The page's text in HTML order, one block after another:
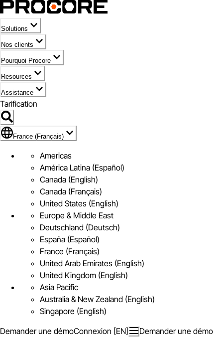
Solutions
Nos clients
Pourquoi Procore
Resources
Assistance
Tarification
Pavillon de France (Français)
France (Français)
Americas
América Latina (Español)
Canada (English)
Canada (Français)
United States (English)
Europe & Middle East
Deutschland (Deutsch)
España (Español)
France (Français)
United Arab Emirates (English)
United Kingdom (English)
Asia Pacific
Australia & New Zealand (English)
Singapore (English)
Demander une démoConnexion [EN] Demander une démo